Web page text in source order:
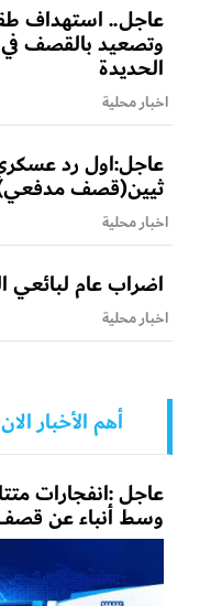
عاجل.. استهداف
وتصعيد بالقصف
الحديدة
اخبار محلية
عاجل:اول رد
ثيين(قصف
اخبار محلية
اضراب عام لبائعي
اخبار محلية
أهم الأخبار الان
عاجل :انفجارات
وسط أنباء عن